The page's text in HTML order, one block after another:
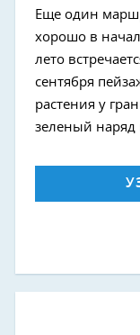
Еще один
хорошо в
лето
сентября
растения у
зеленый наряд